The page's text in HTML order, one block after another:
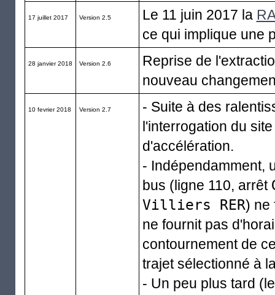
17 juillet 2017 Version 2.5 Le 11 juin 2017 la
ce qui implique une
28 janvier 2018 Version 2.6
Reprise de
nouveau
10 fevrier 2018 Version 2.7
- Suite à des
l'interrogation du
d'accélération.
- Indépendamment,
bus (ligne 110, arrêt
Villiers RER) ne
ne fournit pas
contournement de
trajet sélectionné à
- Un peu plus tard